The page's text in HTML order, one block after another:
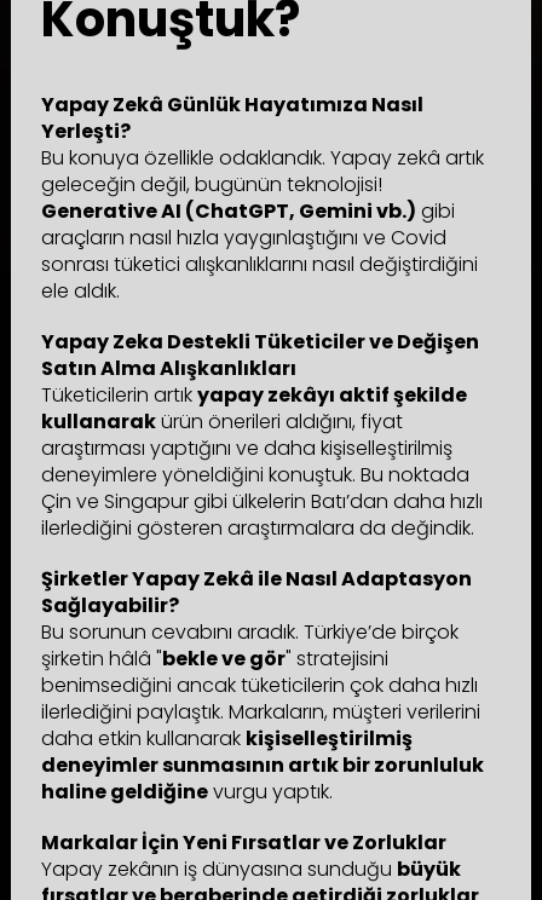
Konuştuk?
Yapay Zekâ Günlük Hayatımıza Nasıl
Yerleşti?
Bu konuya özellikle odaklandık. Yapay zekâ artık
geleceğin değil, bugünün teknolojisi!
Generative AI (ChatGPT, Gemini vb.) gibi
araçların nasıl hızla yaygınlaştığını ve Covid
sonrası tüketici alışkanlıklarını nasıl değiştirdiğini
ele aldık.
Yapay Zeka Destekli Tüketiciler ve Değişen
Satın Alma Alışkanlıkları
Tüketicilerin artıkyapay zekâyı aktif şekilde
kullanarakürün önerileri aldığını, fiyat
araştırması yaptığını ve daha kişiselleştirilmiş
deneyimlere yöneldiğini konuştuk. Bu noktada
Çin ve Singapur gibi ülkelerin Batı’dan daha hızlı
ilerlediğini gösteren araştırmalara da değindik.
Şirketler Yapay Zekâ ile Nasıl Adaptasyon
Sağlayabilir?
Bu sorunun cevabını aradık. Türkiye’de birçok
şirketin hâlâ "bekle ve gör" stratejisini
benimsediğini ancak tüketicilerin çok daha hızlı
ilerlediğini paylaştık. Markaların, müşteri verilerini
daha etkin kullanarak kişiselleştirilmiş
deneyimler sunmasının artık bir zorunluluk
haline geldiğinevurgu yaptık.
Markalar İçin Yeni Fırsatlar ve Zorluklar
Yapay zekânın iş dünyasına sunduğu büyük